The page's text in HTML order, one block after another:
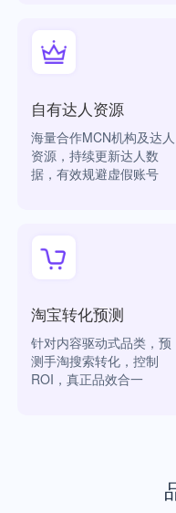
自有达人资源
海量合作MCN机构及达人
资源，持续更新达人数
据，有效规避虚假账号
淘宝转化预测
针对内容驱动式品类，预
测手淘搜索转化，控制
ROI，真正品效合一